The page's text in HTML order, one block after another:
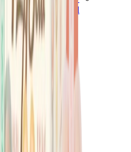
View All
قبعات وكاب